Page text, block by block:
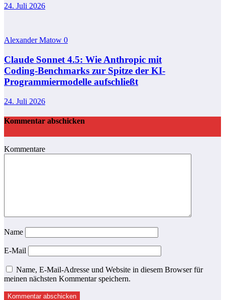
24. Juli 2026
Alexander Matow 0
Claude Sonnet 4.5: Wie Anthropic mit
Coding‑Benchmarks zur Spitze der KI-
Programmiermodelle aufschließt
24. Juli 2026
Kommentar abschicken
Kommentare
Name
E-Mail
Name, E-Mail-Adresse und Website in diesem Browser für
meinen nächsten Kommentar speichern.